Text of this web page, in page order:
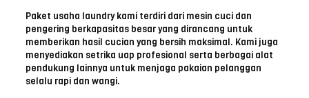
Paket usaha laundry kami terdiri dari mesin cuci dan
pengering berkapasitas besar yang dirancang untuk
memberikan hasil cucian yang bersih maksimal. Kami juga
menyediakan setrika uap profesional serta berbagai alat
pendukung lainnya untuk menjaga pakaian pelanggan
selalu rapi dan wangi.